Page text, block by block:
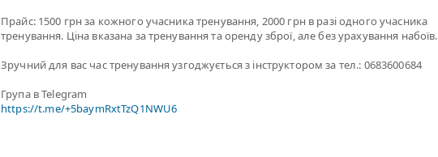
Прайс: 1500 грн за кожного учасника тренування, 2000 грн в разі одного учасника
тренування. Ціна вказана за тренування та оренду зброї, але без урахування набоїв.
Зручний для вас час тренування узгоджується з інструктором за тел.: 0683600684
Група в Telegram
https://t.me/+5baymRxtTzQ1NWU6